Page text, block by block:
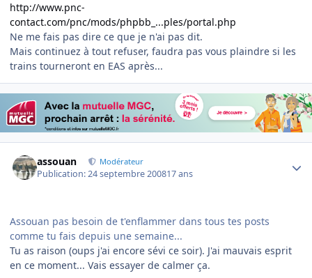
http://www.pnc-
contact.com/pnc/mods/phpbb_...ples/portal.php
Ne me fais pas dire ce que je n'ai pas dit.
Mais continuez à tout refuser, faudra pas vous plaindre si les
trains tourneront en EAS après...
assouan Modérateur
Publication:24 septembre 200817 ans
Assouan pas besoin de t'enflammer dans tous tes posts
comme tu fais depuis une semaine...
Tu as raison (oups j'ai encore sévi ce soir). J'ai mauvais esprit
en ce moment... Vais essayer de calmer ça.